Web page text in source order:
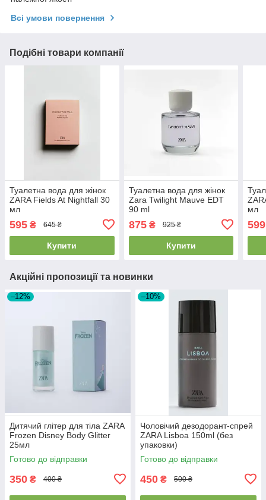
Всі умови повернення
Подібні товари компанії
Туалетна вода для жінок
ZARA Fields At Nightfall 30
мл
595 ₴ 645 ₴
Купити
Туалетна вода для жінок
Zara Twilight Mauve EDT
90 ml
875₴ 925 ₴
Купити
мл
599
Акційні пропозиції та новинки
–12%
Дитячий глітер для тіла ZARA
Frozen Disney Body Glitter
25мл
Готово до відправки
350 ₴ 400 ₴
–10%
Чоловічий дезодорант-спрей
ZARA Lisboa 150ml (без
упаковки)
Готово до відправки
450 ₴ 500 ₴